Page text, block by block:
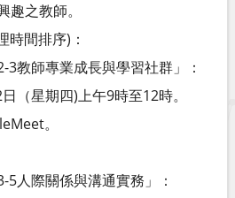
之教師。
間排序)：
教師專業成長與學習社群」：
（星期四)上午9時至12時。
。
人際關係與溝通實務」：